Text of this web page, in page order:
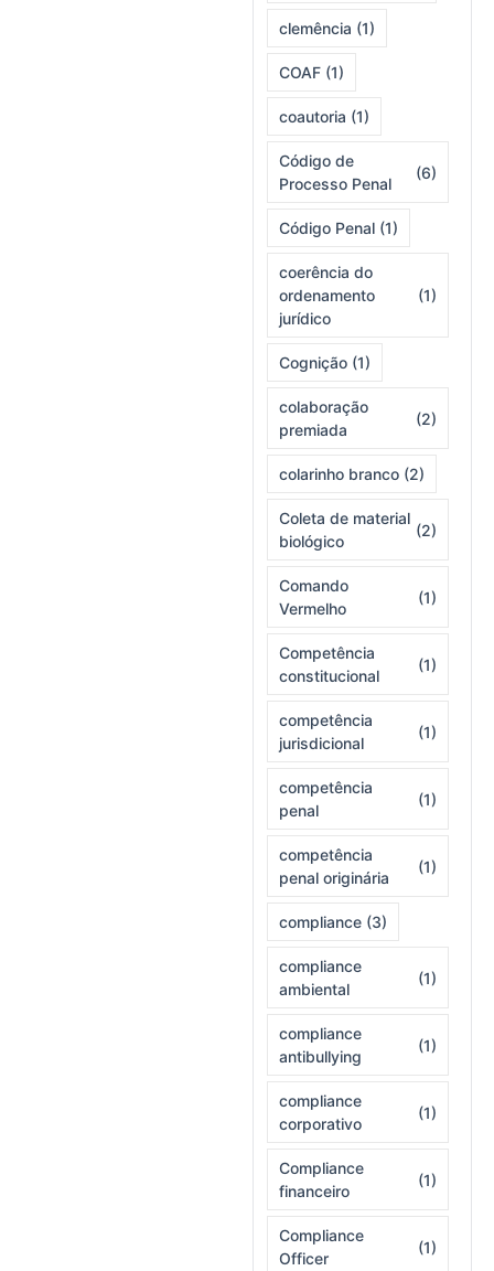
clemência (1)
COAF (1)
coautoria (1)
Código de
Processo Penal
(6)
Código Penal (1)
coerência do
ordenamento
jurídico
(1)
Cognição (1)
colaboração
premiada
(2)
colarinho branco (2)
Coleta de material
biológico
(2)
Comando
Vermelho
(1)
Competência
constitucional
(1)
competência
jurisdicional
(1)
competência
penal
(1)
competência
penal originária
(1)
compliance (3)
compliance
ambiental
(1)
compliance
antibullying
(1)
compliance
corporativo
(1)
Compliance
financeiro
(1)
Compliance
Officer
(1)